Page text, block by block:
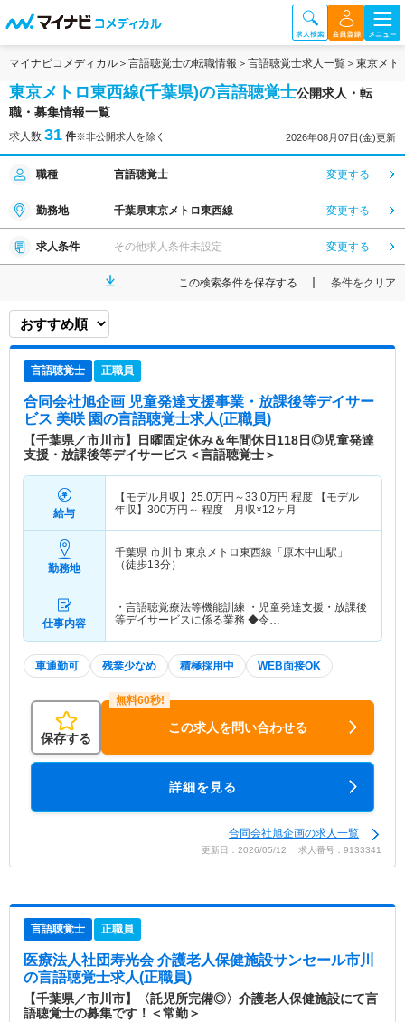
マイナビコメディカル 言語聴覚士の転職情報 言語聴覚士求人一覧 東京メト
東京メトロ東西線(千葉県)の言語聴覚士公開求人・転
職・募集情報一覧
求人数 31 件※非公開求人を除く 2026年08月07日(金)更新
職種 言語聴覚士 変更する
勤務地 千葉県東京メトロ東西線 変更する
求人条件 その他求人条件未設定 変更する
この検索条件を保存する 条件をクリア
言語聴覚士 正職員
合同会社旭企画 児童発達支援事業・放課後等デイサー
ビス 美咲 園の言語聴覚士求人(正職員)
【千葉県／市川市】日曜固定休み＆年間休日118日◎児童発達
支援・放課後等デイサービス＜言語聴覚士＞
給与
【モデル月収】 25.0万円～33.0万円 程度 【モデル
年収】 300万円～ 程度 月収×12ヶ月
勤務地
千葉県 市川市 東京メトロ東西線「原木中山駅」
（徒歩13分）
仕事内容
・言語聴覚療法等機能訓練 ・児童発達支援・放課後
等デイサービスに係る業務 ◆令…
車通勤可 残業少なめ 積極採用中 WEB面接OK
保存する
この求人を問い合わせる
詳細を見る
合同会社旭企画の求人一覧
更新日：2026/05/12 求人番号：9133341
言語聴覚士 正職員
医療法人社団寿光会 介護老人保健施設サンセール市川
の言語聴覚士求人(正職員)
【千葉県／市川市】〈託児所完備◎〉介護老人保健施設にて言
語聴覚士の募集です！＜常勤＞